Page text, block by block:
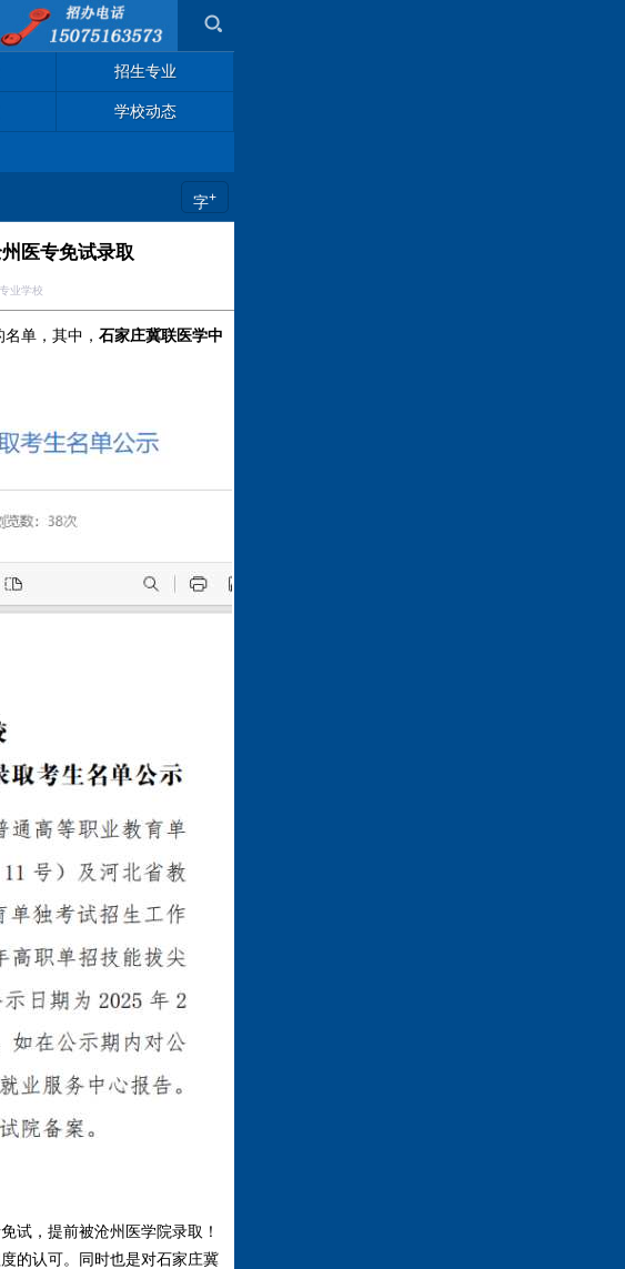
招生专业
学校动态
字+
医专免试录取
业学校
单，其中， 石家庄冀联医学中
试，提前被沧州医学院录取！
的认可。同时也是对石家庄冀